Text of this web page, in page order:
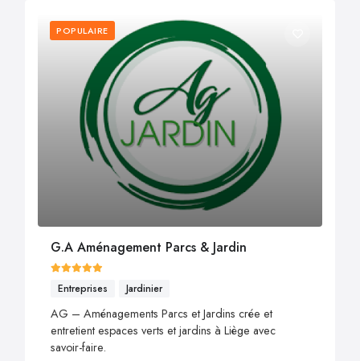
POPULAIRE
G.A Aménagement Parcs & Jardin
Entreprises Jardinier
AG – Aménagements Parcs et Jardins crée et
entretient espaces verts et jardins à Liège avec
savoir-faire.